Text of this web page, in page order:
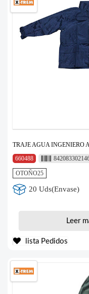
TRAJE AGUA INGENIERO
660488
OTOÑO25
20 Uds(Envase)
Leer
lista Pedidos